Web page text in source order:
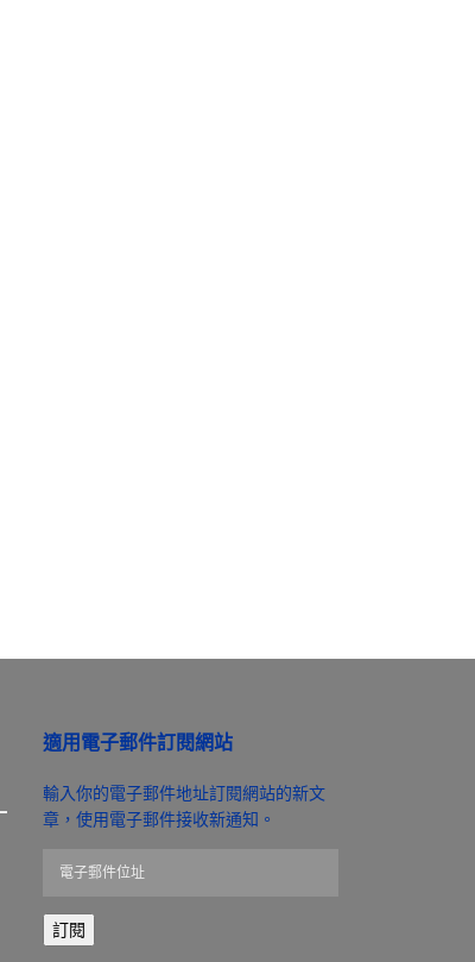
適用電子郵件訂閱網站
輸入你的電子郵件地址訂閱網站的新文
章，使用電子郵件接收新通知。
郵
件訂閱